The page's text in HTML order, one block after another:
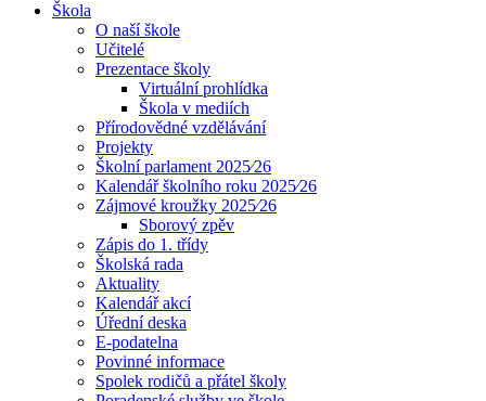
Škola
O naší škole
Učitelé
Prezentace školy
Virtuální prohlídka
Škola v mediích
Přírodovědné vzdělávání
Projekty
Školní parlament 2025⁄26
Kalendář školního roku 2025⁄26
Zájmové kroužky 2025⁄26
Sborový zpěv
Zápis do 1. třídy
Školská rada
Aktuality
Kalendář akcí
Úřední deska
E-podatelna
Povinné informace
Spolek rodičů a přátel školy